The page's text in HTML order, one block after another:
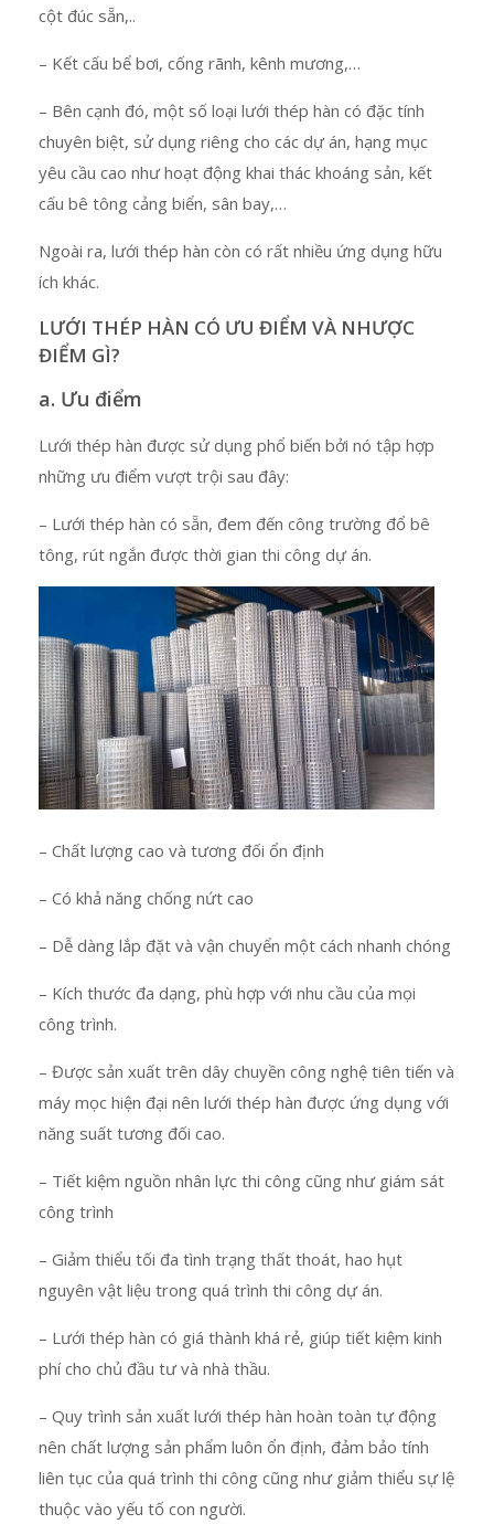
cột đúc sẵn,..
– Kết cấu bể bơi, cống rãnh, kênh mương,…
– Bên cạnh đó, một số loại lưới thép hàn có đặc tính
chuyên biệt, sử dụng riêng cho các dự án, hạng mục
yêu cầu cao như hoạt động khai thác khoáng sản, kết
cấu bê tông cảng biển, sân bay,…
Ngoài ra, lưới thép hàn còn có rất nhiều ứng dụng hữu
ích khác.
LƯỚI THÉP HÀN CÓ ƯU ĐIỂM VÀ NHƯỢC
ĐIỂM GÌ?
a. Ưu điểm
Lưới thép hàn được sử dụng phổ biến bởi nó tập hợp
những ưu điểm vượt trội sau đây:
– Lưới thép hàn có sẵn, đem đến công trường đổ bê
tông, rút ngắn được thời gian thi công dự án.
– Chất lượng cao và tương đối ổn định
– Có khả năng chống nứt cao
– Dễ dàng lắp đặt và vận chuyển một cách nhanh chóng
– Kích thước đa dạng, phù hợp với nhu cầu của mọi
công trình.
– Được sản xuất trên dây chuyền công nghệ tiên tiến và
máy mọc hiện đại nên lưới thép hàn được ứng dụng với
năng suất tương đối cao.
– Tiết kiệm nguồn nhân lực thi công cũng như giám sát
công trình
– Giảm thiểu tối đa tình trạng thất thoát, hao hụt
nguyên vật liệu trong quá trình thi công dự án.
– Lưới thép hàn có giá thành khá rẻ, giúp tiết kiệm kinh
phí cho chủ đầu tư và nhà thầu.
– Quy trình sản xuất lưới thép hàn hoàn toàn tự động
nên chất lượng sản phẩm luôn ổn định, đảm bảo tính
liên tục của quá trình thi công cũng như giảm thiểu sự lệ
thuộc vào yếu tố con người.